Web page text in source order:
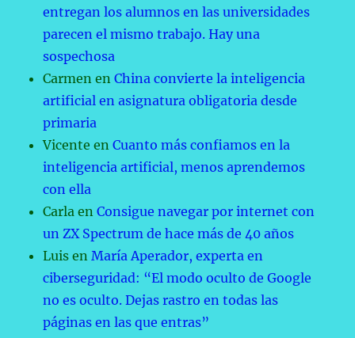
entregan los alumnos en las universidades
parecen el mismo trabajo. Hay una
sospechosa
Carmen enChina convierte la inteligencia
artificial en asignatura obligatoria desde
primaria
Vicente enCuanto más confiamos en la
inteligencia artificial, menos aprendemos
con ella
Carla enConsigue navegar por internet con
un ZX Spectrum de hace más de 40 años
Luis enMaría Aperador, experta en
ciberseguridad: “El modo oculto de Google
no es oculto. Dejas rastro en todas las
páginas en las que entras”